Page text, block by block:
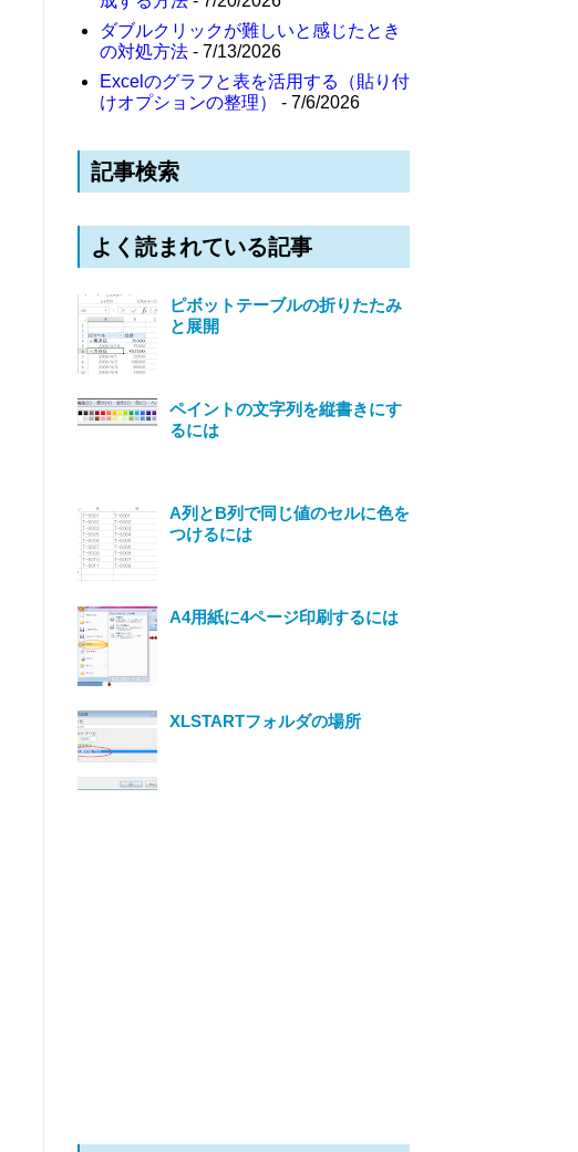
ダブルクリックが難しいと感じたとき
の対処方法 - 7/13/2026
Excelのグラフと表を活用する（貼り付
けオプションの整理）
- 7/6/2026
記事検索
よく読まれている記事
ピボットテーブルの折りたたみ
と展開
ペイントの文字列を縦書きにす
るには
A列とB列で同じ値のセルに色を
つけるには
A4用紙に4ページ印刷するには
XLSTARTフォルダの場所